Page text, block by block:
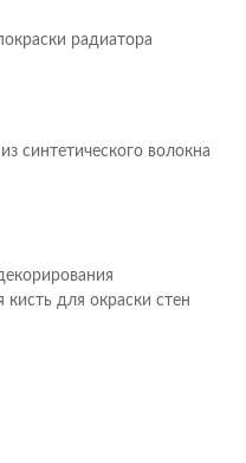
радиатора
синтетического волокна
кисть для окраски стен